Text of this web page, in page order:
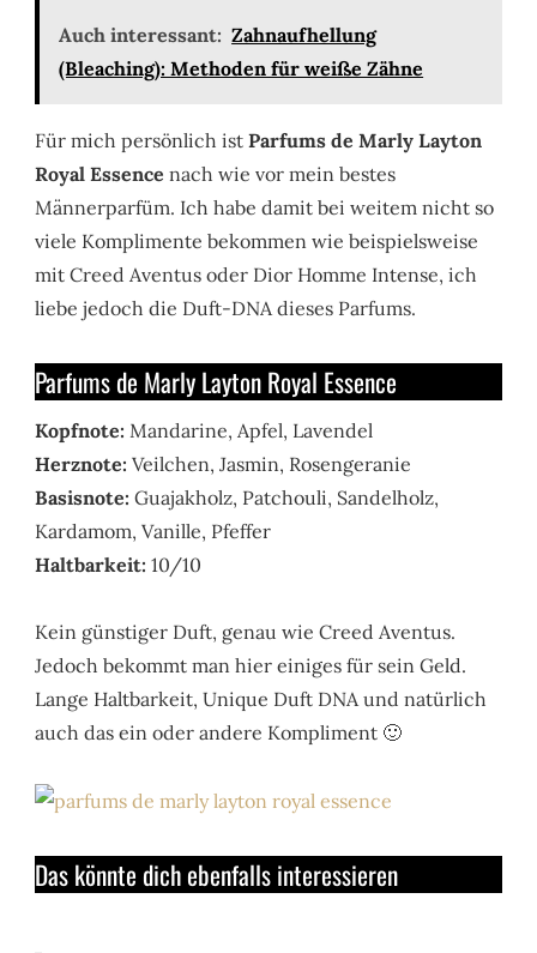
Auch interessant: Zahnaufhellung
(Bleaching): Methoden für weiße Zähne
Für mich persönlich istParfums de Marly Layton
Royal Essence nach wie vor mein bestes
Männerparfüm. Ich habe damit bei weitem nicht so
viele Komplimente bekommen wie beispielsweise
mit Creed Aventus oder Dior Homme Intense, ich
liebe jedoch die Duft-DNA dieses Parfums.
Parfums de Marly Layton Royal Essence
Kopfnote: Mandarine, Apfel, Lavendel
Herznote: Veilchen, Jasmin, Rosengeranie
Basisnote: Guajakholz, Patchouli, Sandelholz,
Kardamom, Vanille, Pfeffer
Haltbarkeit: 10/10
Kein günstiger Duft, genau wie Creed Aventus.
Jedoch bekommt man hier einiges für sein Geld.
Lange Haltbarkeit, Unique Duft DNA und natürlich
auch das ein oder andere Kompliment 🙂
Das könnte dich ebenfalls interessieren